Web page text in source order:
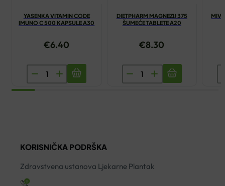
YASENKA VITAMIN CODE
IMUNO C 500 KAPSULE A30
€6.40
YASENKA
VITAMIN
KAPSULE
A30
DIETPHARM MAGNEZIJ 375
ŠUMEĆE TABLETE A20
€8.30
DIETPHARM
MAGNEZIJ
KORISNIČKA PODRŠKA
Zdravstvena ustanova Ljekarne Plantak